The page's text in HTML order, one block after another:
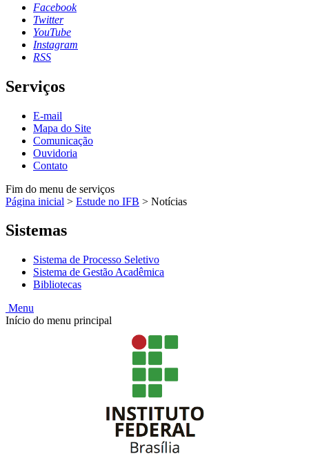
Facebook
Twitter
YouTube
Instagram
RSS
Serviços
E-mail
Mapa do Site
Comunicação
Ouvidoria
Contato
Fim do menu de serviços
Página inicial > Estude no IFB > Notícias
Sistemas
Sistema de Processo Seletivo
Sistema de Gestão Acadêmica
Bibliotecas
Menu
Início do menu principal